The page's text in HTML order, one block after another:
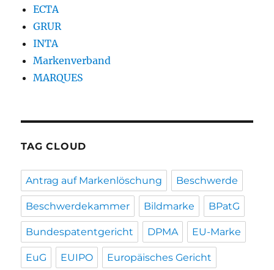
ECTA
GRUR
INTA
Markenverband
MARQUES
TAG CLOUD
Antrag auf Markenlöschung Beschwerde
Beschwerdekammer Bildmarke BPatG
Bundespatentgericht DPMA EU-Marke
EuG EUIPO Europäisches Gericht